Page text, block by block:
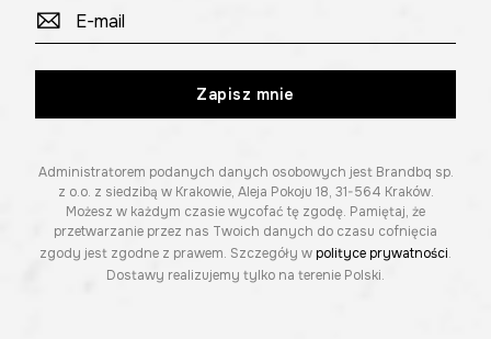
Zapisz mnie
Administratorem podanych danych osobowych jest Brandbq sp.
z o.o. z siedzibą w Krakowie, Aleja Pokoju 18, 31-564 Kraków.
Możesz w każdym czasie wycofać tę zgodę. Pamiętaj, że
przetwarzanie przez nas Twoich danych do czasu cofnięcia
zgody jest zgodne z prawem. Szczegóły w polityce prywatności.
Dostawy realizujemy tylko na terenie Polski.